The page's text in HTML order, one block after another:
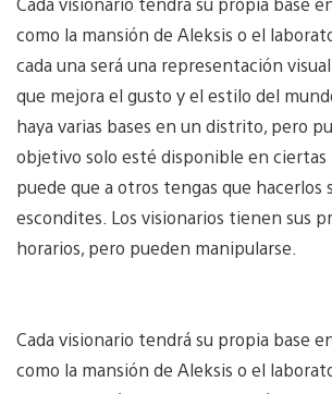
como la mansión de Aleksis o el
cada una será una representación
que mejora el gusto y el estilo del
haya varias bases en un distrito, pero
objetivo solo esté disponible en ciertas
puede que a otros tengas que hacerlos
escondites. Los visionarios tienen sus
horarios, pero pueden manipularse.
Cada visionario tendrá su propia base
como la mansión de Aleksis o el